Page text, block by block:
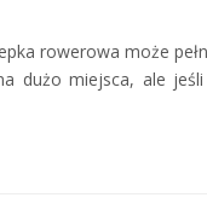
rowerowa może
dużo miejsca, ale